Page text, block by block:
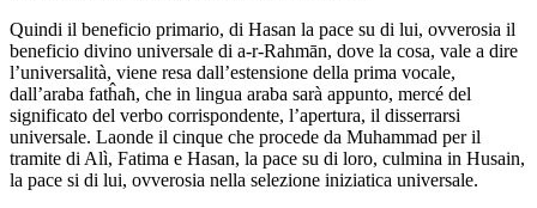
Quindi il beneficio primario, di Hasan la pace su di lui, ovverosia il
beneficio divino universale di a-r-Rahmān, dove la cosa, vale a dire
l’universalità, viene resa dall’estensione della prima vocale,
dall’araba fatĥaħ, che in lingua araba sarà appunto, mercé del
significato del verbo corrispondente, l’apertura, il disserrarsi
universale. Laonde il cinque che procede da Muhammad per il
tramite di Alì, Fatima e Hasan, la pace su di loro, culmina in Husain,
la pace si di lui, ovverosia nella selezione iniziatica universale.